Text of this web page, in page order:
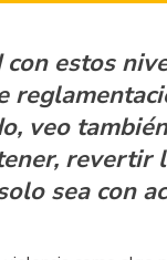
con estos
veo
sea con